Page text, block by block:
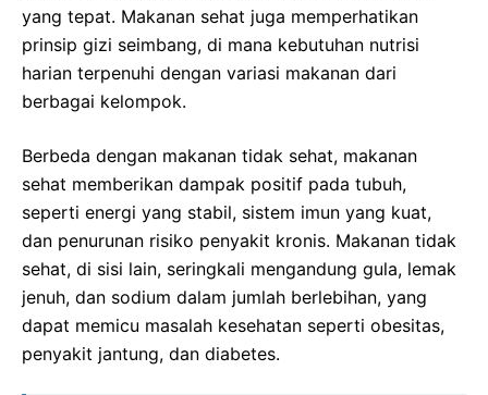
yang tepat. Makanan sehat juga memperhatikan
prinsip gizi seimbang, di mana kebutuhan nutrisi
harian terpenuhi dengan variasi makanan dari
berbagai kelompok.
Berbeda dengan makanan tidak sehat, makanan
sehat memberikan dampak positif pada tubuh,
seperti energi yang stabil, sistem imun yang kuat,
dan penurunan risiko penyakit kronis. Makanan tidak
sehat, di sisi lain, seringkali mengandung gula, lemak
jenuh, dan sodium dalam jumlah berlebihan, yang
dapat memicu masalah kesehatan seperti obesitas,
penyakit jantung, dan diabetes.